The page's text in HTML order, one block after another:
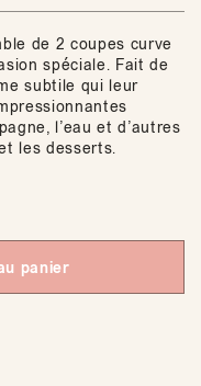
de 2 coupes curve
spéciale. Fait de
subtile qui leur
l’eau et d’autres
les desserts.
panier